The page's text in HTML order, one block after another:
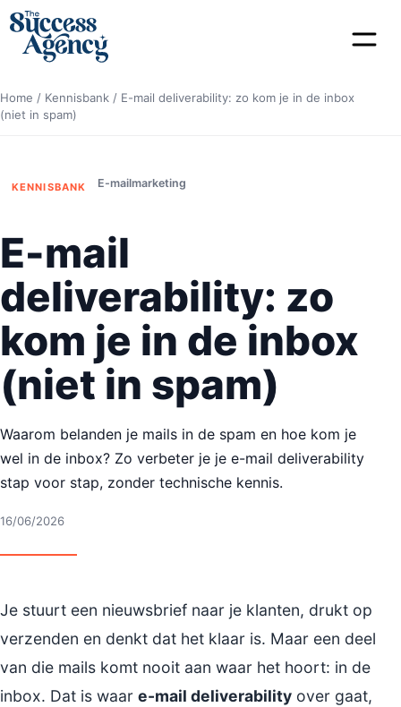
Home / Kennisbank / E-mail deliverability: zo kom je in de inbox
(niet in spam)
KENNISBANK E-mailmarketing
E-mail
deliverability: zo
kom je in de inbox
(niet in spam)
Waarom belanden je mails in de spam en hoe kom je
wel in de inbox? Zo verbeter je je e-mail deliverability
stap voor stap, zonder technische kennis.
16/06/2026
Je stuurt een nieuwsbrief naar je klanten, drukt op
verzenden en denkt dat het klaar is. Maar een deel
van die mails komt nooit aan waar het hoort: in de
inbox. Dat is waar e-mail deliverability over gaat,